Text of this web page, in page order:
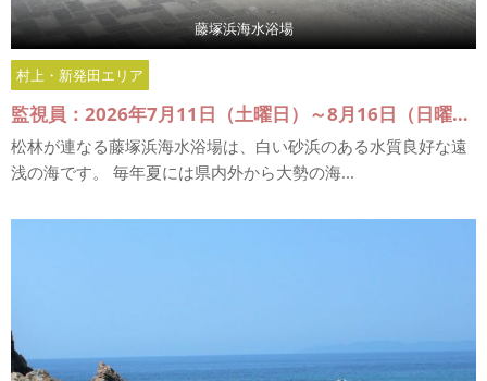
藤塚浜海水浴場
村上・新発田エリア
監視員：2026年7月11日（土曜日）～8月16日（日曜日）
松林が連なる藤塚浜海水浴場は、白い砂浜のある水質良好な遠
浅の海です。 毎年夏には県内外から大勢の海...